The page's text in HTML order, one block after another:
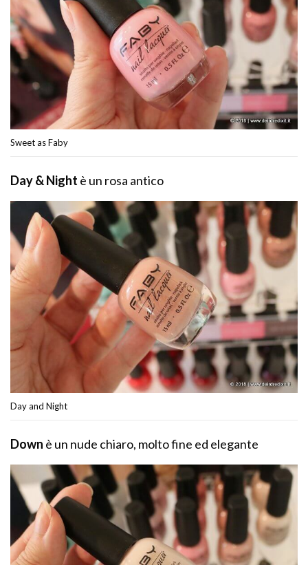
Sweet as Faby
Day & Night è un rosa antico
Day and Night
Down è un nude chiaro, molto fine ed elegante